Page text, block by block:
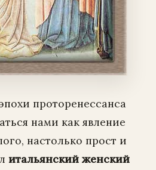
проторенессанса
нами как явление
настолько прост и
итальянский женский